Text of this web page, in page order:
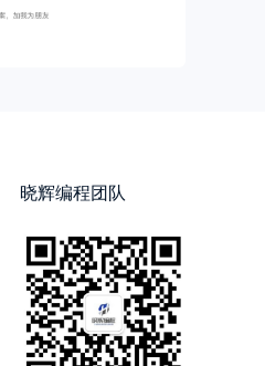
晓辉编程团队